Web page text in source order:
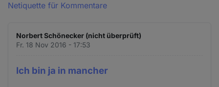
Netiquette für Kommentare
Norbert Schönecker (nicht überprüft)
Fr. 18 Nov 2016 - 17:53
Ich bin ja in mancher